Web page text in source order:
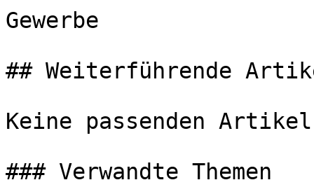
Gewerbe
## Weiterführende
Keine passenden
### Verwandte Themen